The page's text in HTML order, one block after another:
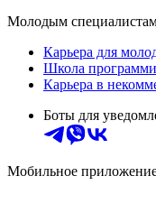
Молодым
Карьера для
Школа
Карьера в
Боты для
Мобильное